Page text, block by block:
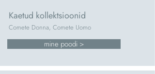
Kaetud kollektsioonid
Comete Donna, Comete Uomo
mine poodi >